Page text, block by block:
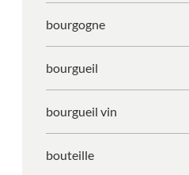
bourgogne
bourgueil
bourgueil vin
bouteille